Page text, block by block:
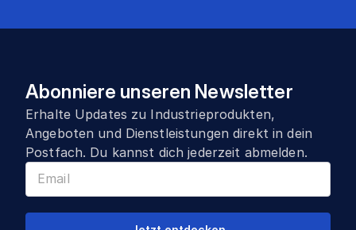
Abonniere unseren Newsletter
Erhalte Updates zu Industrieprodukten,
Angeboten und Dienstleistungen direkt in dein
Postfach. Du kannst dich jederzeit abmelden.